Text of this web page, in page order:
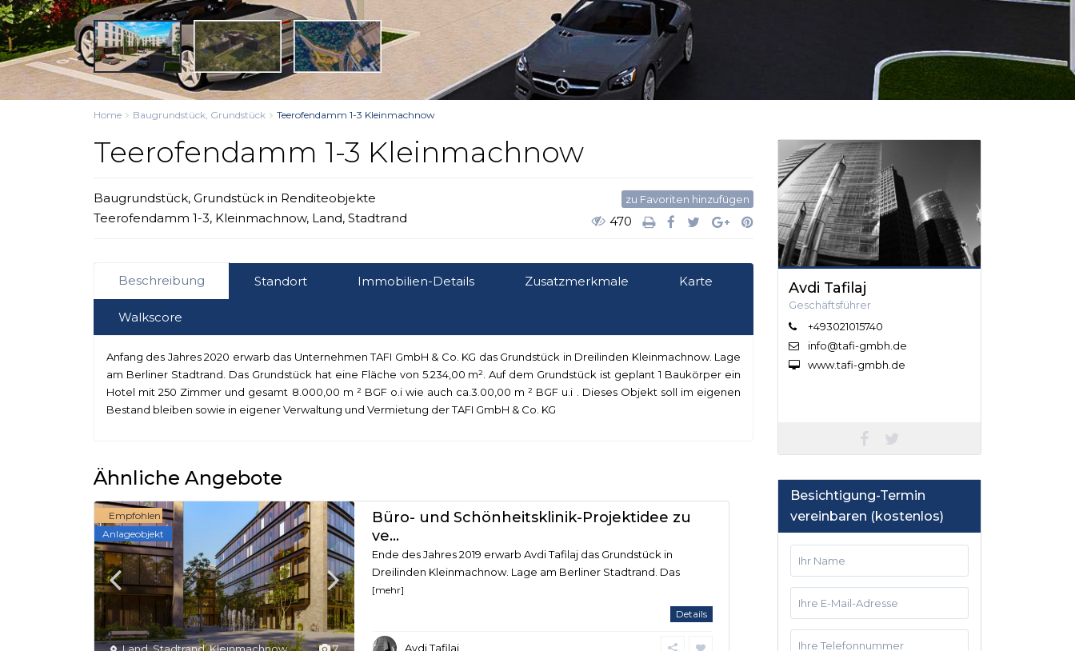
Home Baugrundstück, Grundstück Teerofendamm 1-3 Kleinmachnow
Teerofendamm 1-3 Kleinmachnow
Baugrundstück, Grundstück in Renditeobjekte
Teerofendamm 1-3, Kleinmachnow, Land, Stadtrand
zu Favoriten hinzufügen
470
Beschreibung Standort Immobilien-Details Zusatzmerkmale Karte
Walkscore
Anfang des Jahres 2020 erwarb das Unternehmen TAFI GmbH & Co. KG das Grundstück in Dreilinden Kleinmachnow. Lage
am Berliner Stadtrand. Das Grundstück hat eine Fläche von 5.234,00 m². Auf dem Grundstück ist geplant 1 Baukörper ein
Hotel mit 250 Zimmer und gesamt 8.000,00 m ² BGF o.i wie auch ca.3.00,00 m ² BGF u.i . Dieses Objekt soll im eigenen
Bestand bleiben sowie in eigener Verwaltung und Vermietung der TAFI GmbH & Co. KG
Ähnliche Angebote
Empfohlen
Anlageobjekt
Büro- und Schönheitsklinik-Projektidee zu
ve...
Ende des Jahres 2019 erwarb Avdi Tafilaj das Grundstück in
Dreilinden Kleinmachnow. Lage am Berliner Stadtrand. Das
[mehr]
Details
Avdi Tafilaj
Avdi Tafilaj
Geschäftsführer
+493021015740
info@tafi-gmbh.de
www.tafi-gmbh.de
Besichtigung-Termin
vereinbaren (kostenlos)